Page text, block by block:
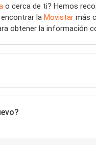
o cerca de ti? Hemos
la Movistar más
obtener la información